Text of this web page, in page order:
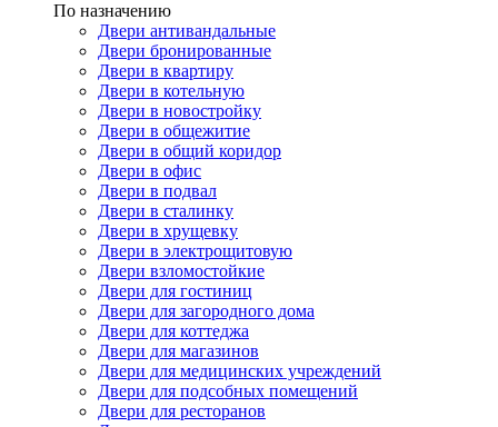
По назначению
Двери антивандальные
Двери бронированные
Двери в квартиру
Двери в котельную
Двери в новостройку
Двери в общежитие
Двери в общий коридор
Двери в офис
Двери в подвал
Двери в сталинку
Двери в хрущевку
Двери в электрощитовую
Двери взломостойкие
Двери для гостиниц
Двери для загородного дома
Двери для коттеджа
Двери для магазинов
Двери для медицинских учреждений
Двери для подсобных помещений
Двери для ресторанов